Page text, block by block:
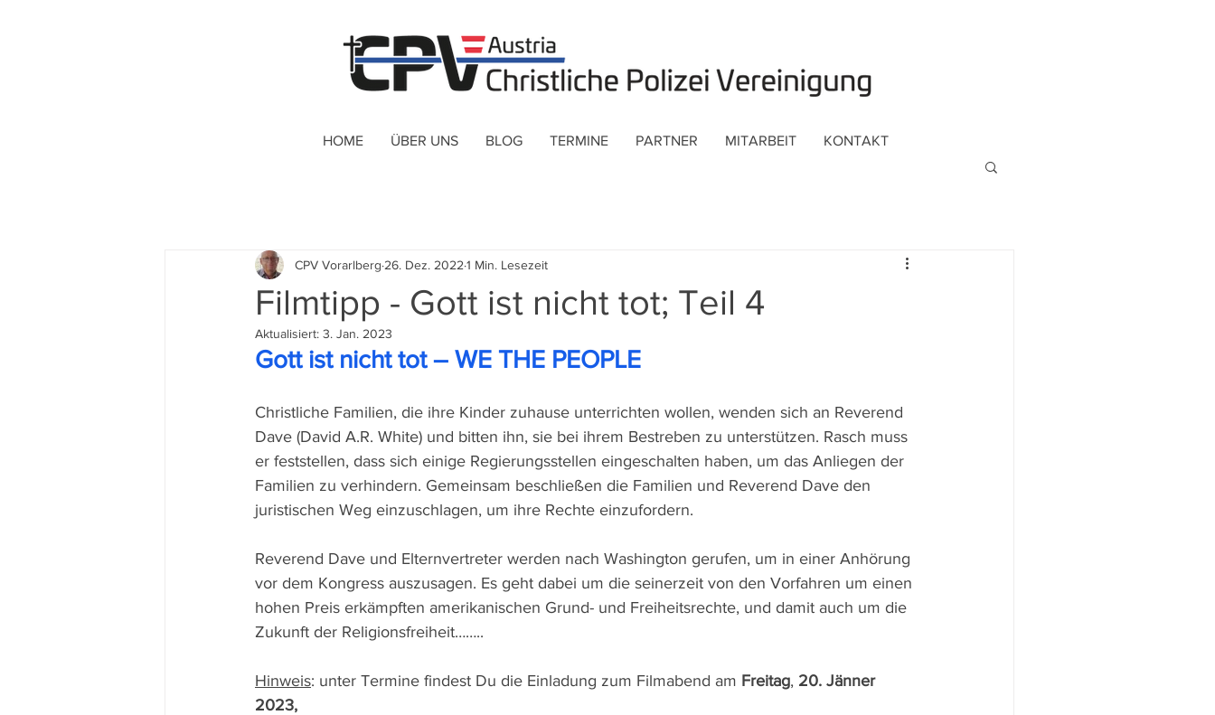
HOME ÜBER UNS BLOG TERMINE PARTNER MITARBEIT KONTAKT
Filmtipp - Gott ist nicht tot; Teil 4
CPV Vorarlberg 26. Dez. 2022 1 Min. Lesezeit
Aktualisiert: 3. Jan. 2023
Gott ist nicht tot – WE THE PEOPLE
Christliche Familien, die ihre Kinder zuhause unterrichten wollen, wenden sich an Reverend
Dave (David A.R. White) und bitten ihn, sie bei ihrem Bestreben zu unterstützen. Rasch muss
er feststellen, dass sich einige Regierungsstellen eingeschalten haben, um das Anliegen der
Familien zu verhindern. Gemeinsam beschließen die Familien und Reverend Dave den
juristischen Weg einzuschlagen, um ihre Rechte einzufordern.
Reverend Dave und Elternvertreter werden nach Washington gerufen, um in einer Anhörung
vor dem Kongress auszusagen. Es geht dabei um die seinerzeit von den Vorfahren um einen
hohen Preis erkämpften amerikanischen Grund- und Freiheitsrechte, und damit auch um die
Zukunft der Religionsfreiheit……..
Hinweis: unter Termine findest Du die Einladung zum Filmabend am Freitag, 20. Jänner
2023,